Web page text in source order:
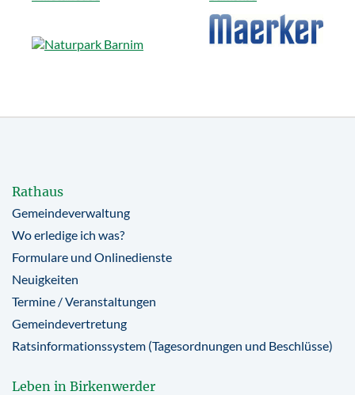
Rathaus
Gemeindeverwaltung
Wo erledige ich was?
Formulare und Onlinedienste
Neuigkeiten
Termine / Veranstaltungen
Gemeindevertretung
Ratsinformationssystem (Tagesordnungen und Beschlüsse)
Leben in Birkenwerder